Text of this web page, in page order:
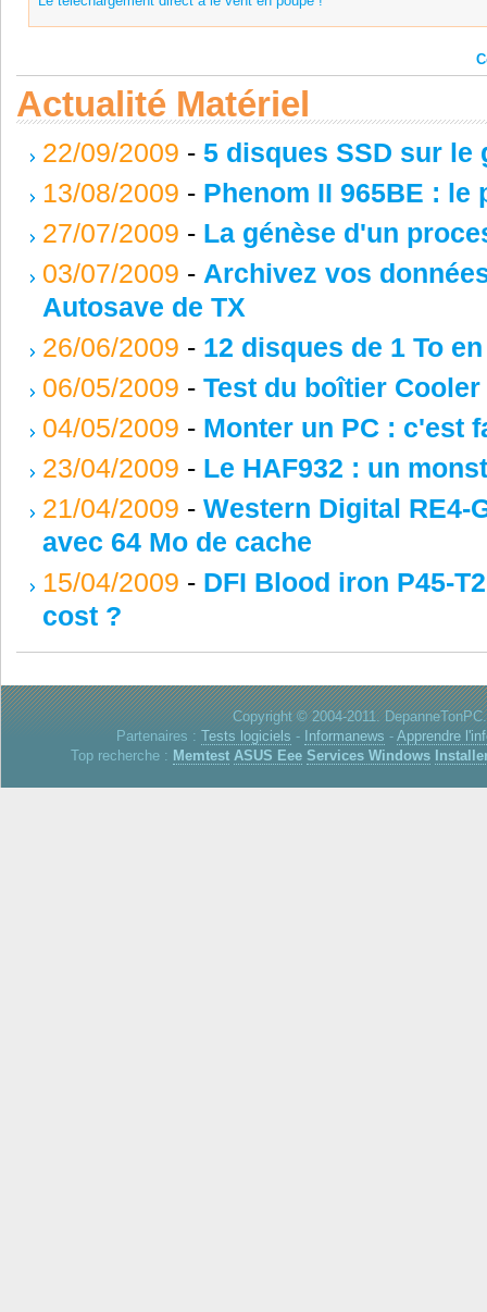
Actualité Matériel
22/09/2009 - 5 disques SSD sur le
13/08/2009 - Phenom II 965BE : le
27/07/2009 - La génèse d'un
03/07/2009 - Archivez vos
Autosave de TX
26/06/2009 - 12 disques de 1 To
06/05/2009 - Test du boîtier
04/05/2009 - Monter un PC : c'est
23/04/2009 - Le HAF932 : un
21/04/2009 - Western Digital RE4-
avec 64 Mo de cache
15/04/2009 - DFI Blood iron P45-
cost ?
Copyright © 2004-2011.
Partenaires : Tests logiciels - Informanews - Apprendre
Top recherche : Memtest ASUS Eee Services Windows